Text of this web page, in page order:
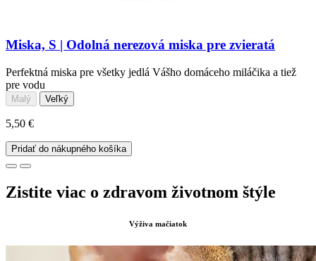
Miska, S | Odolná nerezová miska pre zvieratá
Perfektná miska pre všetky jedlá Vášho domáceho miláčika a tiež
pre vodu
Malý Veľký
5,50 €
Pridať do nákupného košíka
Zistite viac o zdravom životnom štýle
Výživa mačiatok